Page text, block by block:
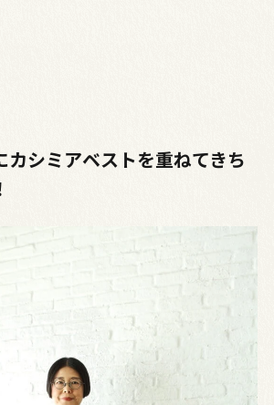
カシミアベストを重ねてきち